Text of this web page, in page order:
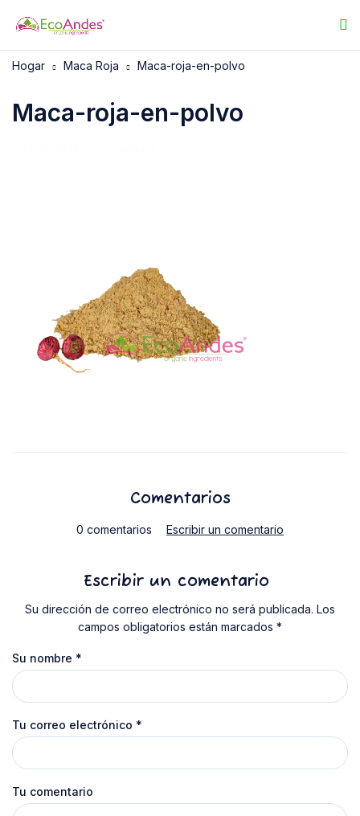
Hogar Maca Roja Maca-roja-en-polvo
Maca-roja-en-polvo
Comentarios
0 comentarios Escribir un comentario
Escribir un comentario
Su dirección de correo electrónico no será publicada. Los
campos obligatorios están marcados *
Su nombre *
Tu correo electrónico *
Tu comentario